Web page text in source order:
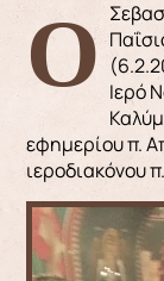
Ο Σεβασμιώτατος Μητροπολίτης μας κ. Ιερό
εφημερίου π.
ιεροδιακόνου